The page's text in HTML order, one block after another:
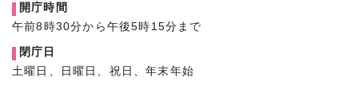
開庁時間
午前8時30分から午後5時15分まで
閉庁日
土曜日、日曜日、祝日、年末年始